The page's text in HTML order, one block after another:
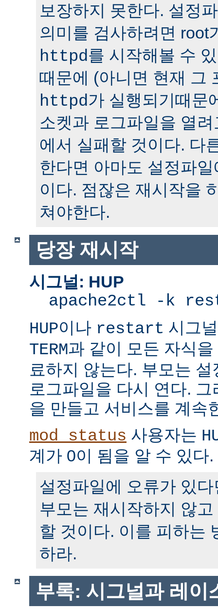
보장하지 못한다. 설정
의미를 검사하려면 root
httpd를 시작해볼 수
때문에 (아니면 현재 그
httpd가 실행되기때문
소켓과 로그파일을 열
에서 실패할 것이다. 다
한다면 아마도 설정파
이다. 점잖은 재시작을
쳐야한다.
당장 재시작
시그널: HUP
apache2ctl -k
HUP이나 restart 시그
TERM과 같이 모든 자식
료하지 않는다. 부모는
로그파일을 다시 연다.
을 만들고 서비스를 계속
mod_status 사용자는
계가 0이 됨을 알 수 있다.
설정파일에 오류가 있
부모는 재시작하지 않
할 것이다. 이를 피하는
하라.
부록: 시그널과 레이